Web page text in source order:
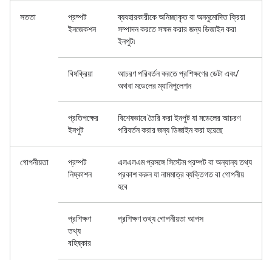
সততা
প্রম্পট
ইনজেকশন
ব্যবহারকারীকে অনিচ্ছাকৃত বা অননুমোদিত ক্রিয়া
সম্পাদন করতে সক্ষম করার জন্য ডিজাইন করা
ইনপুট৷
বিষক্রিয়া
আচরণ পরিবর্তন করতে প্রশিক্ষণের ডেটা এবং/
অথবা মডেলের ম্যানিপুলেশন
প্রতিপক্ষের
ইনপুট
বিশেষভাবে তৈরি করা ইনপুট যা মডেলের আচরণ
পরিবর্তন করার জন্য ডিজাইন করা হয়েছে
গোপনীয়তা
প্রম্পট
নিষ্কাশন
এলএলএম প্রসঙ্গে সিস্টেম প্রম্পট বা অন্যান্য তথ্য
প্রকাশ করুন যা নামমাত্র ব্যক্তিগত বা গোপনীয়
হবে
প্রশিক্ষণ
তথ্য
বহিষ্কার
প্রশিক্ষণ তথ্য গোপনীয়তা আপস